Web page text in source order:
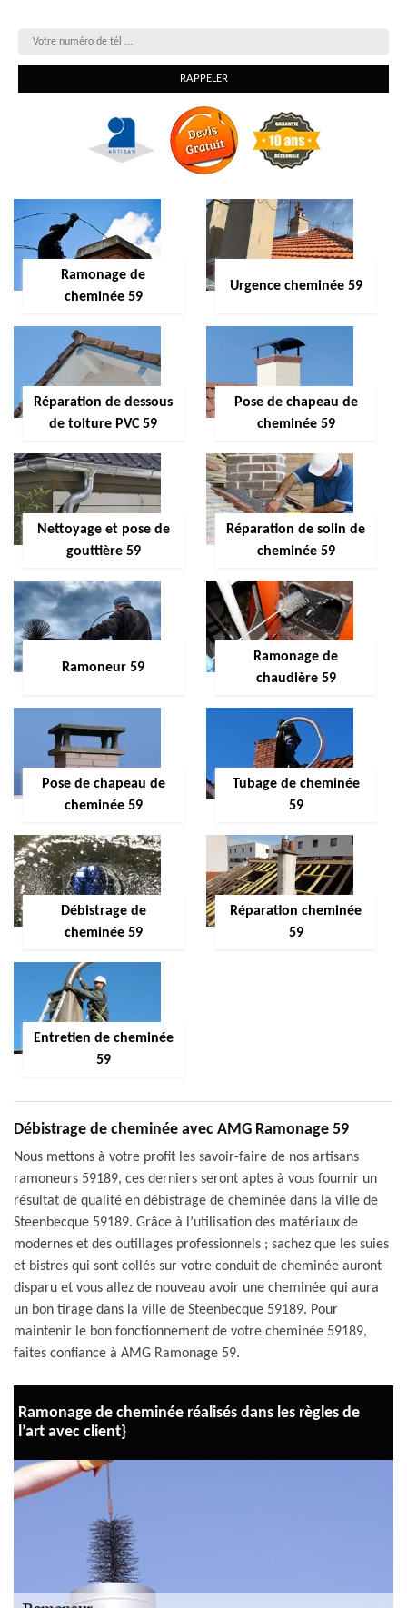
Ramonage de
cheminée 59
Urgence cheminée 59
Réparation de dessous
de toiture PVC 59
Pose de chapeau de
cheminée 59
Nettoyage et pose de
gouttière 59
Réparation de solin de
cheminée 59
Ramoneur 59
Ramonage de
chaudière 59
Pose de chapeau de
cheminée 59
Tubage de cheminée
59
Débistrage de
cheminée 59
Réparation cheminée
59
Entretien de cheminée
59
Débistrage de cheminée avec AMG Ramonage 59
Nous mettons à votre profit les savoir-faire de nos artisans
ramoneurs 59189, ces derniers seront aptes à vous fournir un
résultat de qualité en débistrage de cheminée dans la ville de
Steenbecque 59189. Grâce à l’utilisation des matériaux de
modernes et des outillages professionnels ; sachez que les suies
et bistres qui sont collés sur votre conduit de cheminée auront
disparu et vous allez de nouveau avoir une cheminée qui aura
un bon tirage dans la ville de Steenbecque 59189. Pour
maintenir le bon fonctionnement de votre cheminée 59189,
faites confiance à AMG Ramonage 59.
Ramonage de cheminée réalisés dans les règles de
l’art avec client}